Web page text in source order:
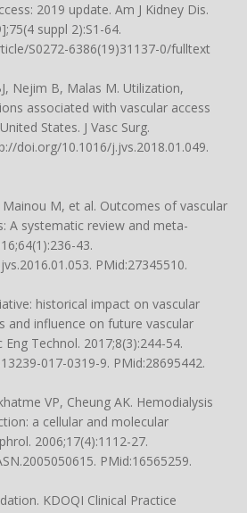
2019 update. Am J Kidney Dis.
suppl 2):S1-64.
S0272-6386(19)31137-0/fulltext
Nejim B, Malas M. Utilization,
associated with vascular access
States. J Vasc Surg.
doi.org/10.1016/j.jvs.2018.01.049.
Mainou M, et al. Outcomes of vascular
A systematic review and meta-
43.
. PMid:27345510.
historical impact on vascular
and influence on future vascular
Technol. 2017;8(3):244-54.
017-0319-9. PMid:28695442.
VP, Cheung AK. Hemodialysis
a cellular and molecular
2006;17(4):1112-27.
. PMid:16565259.
KDOQI Clinical Practice